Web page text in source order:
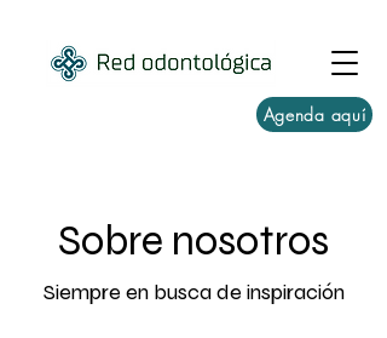
Agenda aquí
Sobre nosotros
Siempre en busca de inspiración